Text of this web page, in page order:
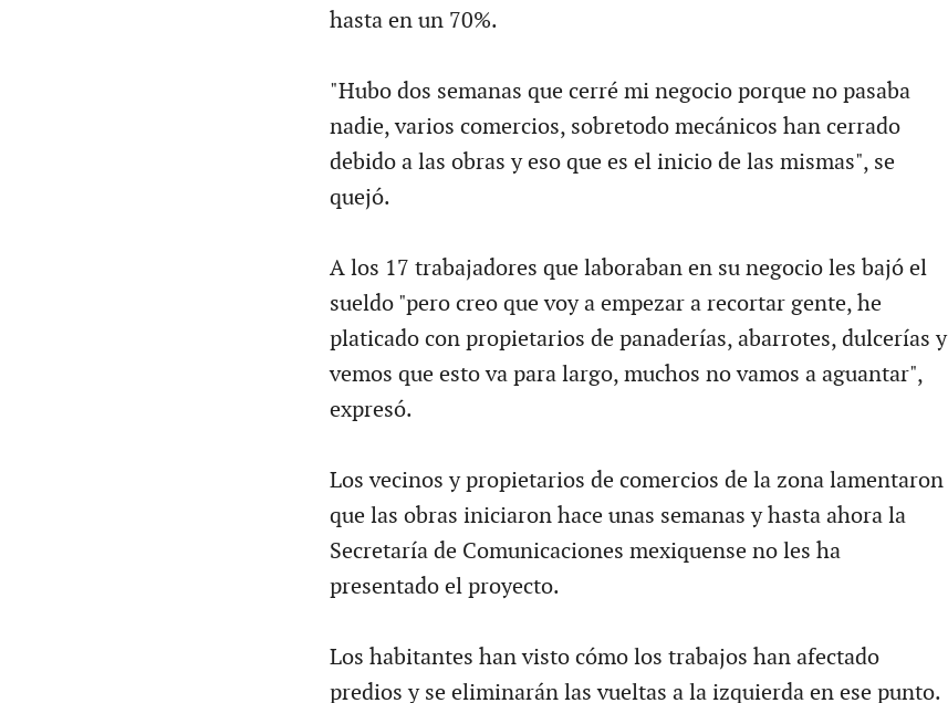
hasta en un 70%.
"Hubo dos semanas que cerré mi negocio porque no pasaba
nadie, varios comercios, sobretodo mecánicos han cerrado
debido a las obras y eso que es el inicio de las mismas", se
quejó.
A los 17 trabajadores que laboraban en su negocio les bajó el
sueldo "pero creo que voy a empezar a recortar gente, he
platicado con propietarios de panaderías, abarrotes, dulcerías y
vemos que esto va para largo, muchos no vamos a aguantar",
expresó.
Los vecinos y propietarios de comercios de la zona lamentaron
que las obras iniciaron hace unas semanas y hasta ahora la
Secretaría de Comunicaciones mexiquense no les ha
presentado el proyecto.
Los habitantes han visto cómo los trabajos han afectado
predios y se eliminarán las vueltas a la izquierda en ese punto.